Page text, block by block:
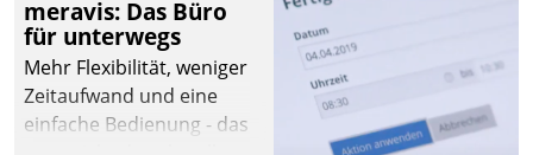
meravis: Das Büro
für unterwegs
Mehr Flexibilität, weniger
Zeitaufwand und eine
einfache Bedienung - das